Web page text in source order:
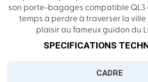
son porte-bagages compatible QL3
temps à perdre à traverser la
plaisir au fameux guidon du
SPECIFICATIONS
CADRE